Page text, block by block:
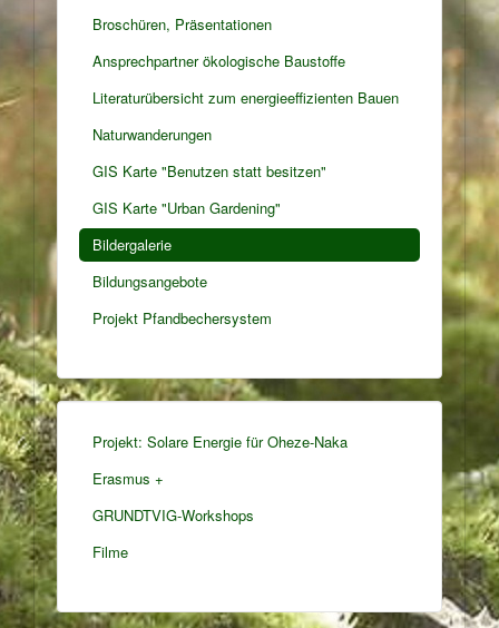
Broschüren, Präsentationen
Ansprechpartner ökologische Baustoffe
Literaturübersicht zum energieeffizienten Bauen
Naturwanderungen
GIS Karte "Benutzen statt besitzen"
GIS Karte "Urban Gardening"
Bildergalerie
Bildungsangebote
Projekt Pfandbechersystem
Projekt: Solare Energie für Oheze-Naka
Erasmus +
GRUNDTVIG-Workshops
Filme